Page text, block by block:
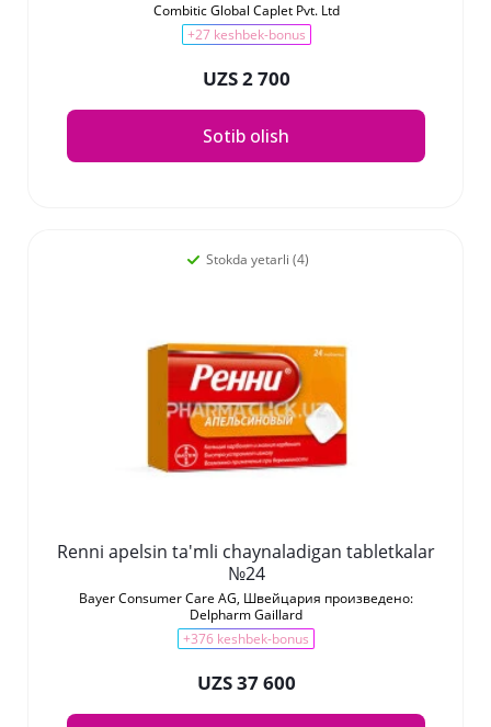
Combitic Global Caplet Pvt. Ltd
+27 keshbek-bonus
UZS 2 700
Sotib olish
Stokda yetarli (4)
Renni apelsin ta'mli chaynaladigan tabletkalar
№24
Bayer Consumer Care AG, Швейцария произведено:
Delpharm Gaillard
+376 keshbek-bonus
UZS 37 600